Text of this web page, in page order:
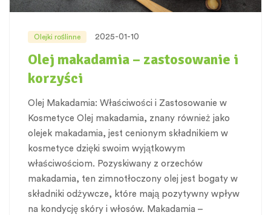
Olejki roślinne 2025-01-10
Olej makadamia – zastosowanie i
korzyści
Olej Makadamia: Właściwości i Zastosowanie w
Kosmetyce Olej makadamia, znany również jako
olejek makadamia, jest cenionym składnikiem w
kosmetyce dzięki swoim wyjątkowym
właściwościom. Pozyskiwany z orzechów
makadamia, ten zimnotłoczony olej jest bogaty w
składniki odżywcze, które mają pozytywny wpływ
na kondycję skóry i włosów. Makadamia –